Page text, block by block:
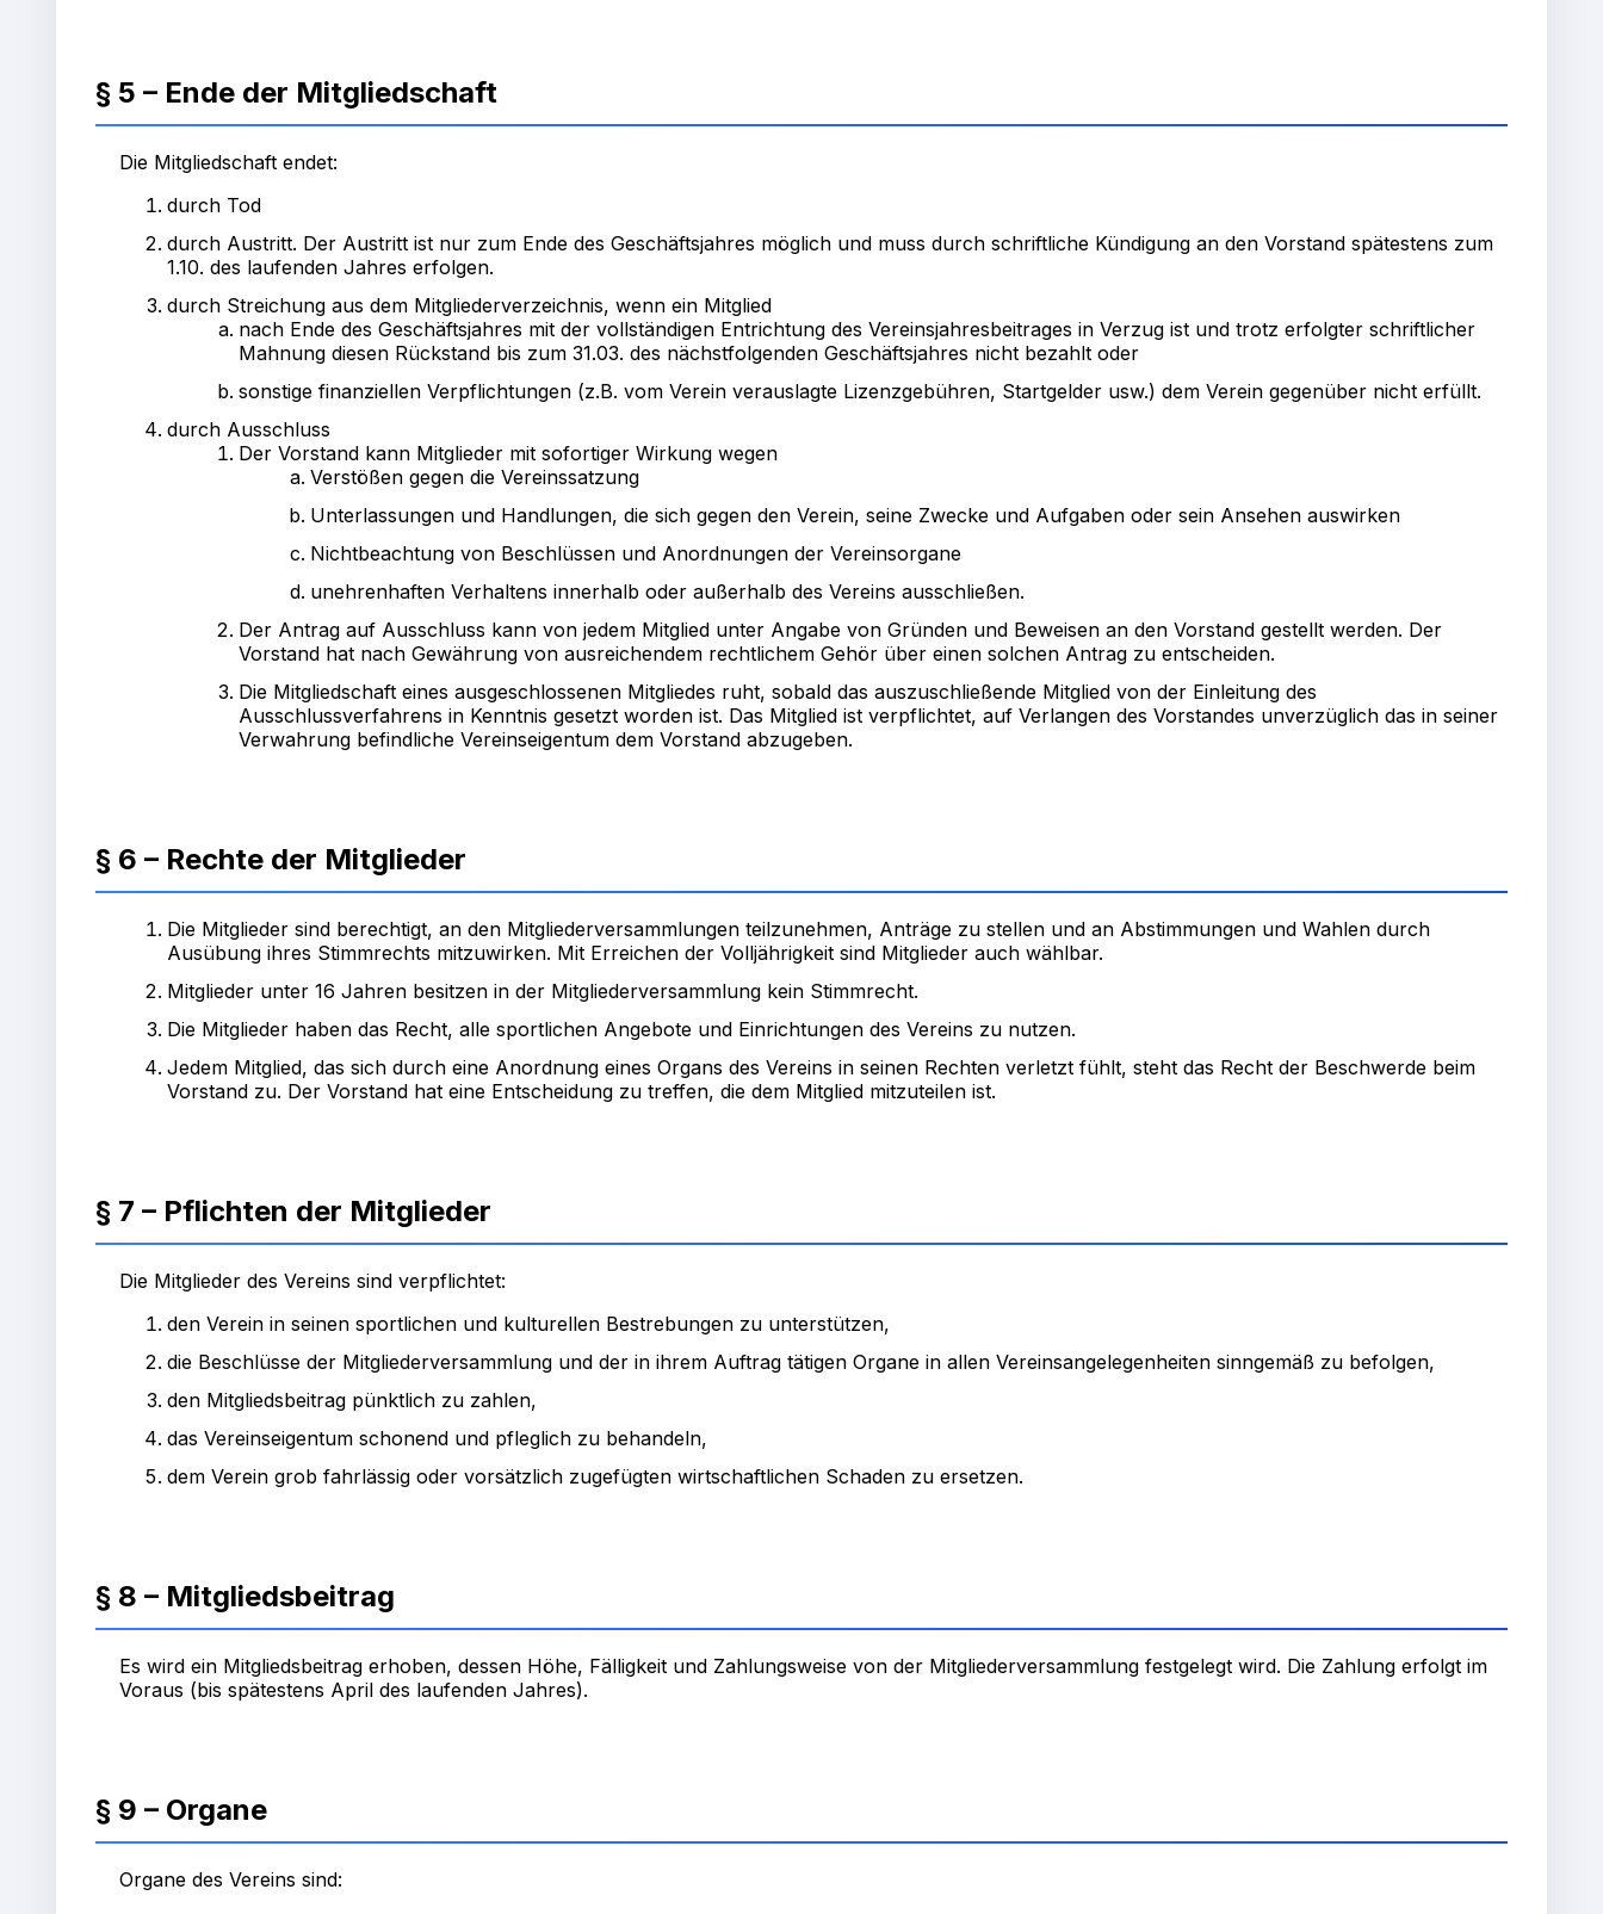
§ 5 – Ende der Mitgliedschaft
Die Mitgliedschaft endet:
durch Tod
durch Austritt. Der Austritt ist nur zum Ende des Geschäftsjahres möglich und muss durch schriftliche Kündigung an den Vorstand spätestens zum
1.10. des laufenden Jahres erfolgen.
durch Streichung aus dem Mitgliederverzeichnis, wenn ein Mitglied
nach Ende des Geschäftsjahres mit der vollständigen Entrichtung des Vereinsjahresbeitrages in Verzug ist und trotz erfolgter schriftlicher
Mahnung diesen Rückstand bis zum 31.03. des nächstfolgenden Geschäftsjahres nicht bezahlt oder
sonstige finanziellen Verpflichtungen (z.B. vom Verein verauslagte Lizenzgebühren, Startgelder usw.) dem Verein gegenüber nicht erfüllt.
durch Ausschluss
Der Vorstand kann Mitglieder mit sofortiger Wirkung wegen
Verstößen gegen die Vereinssatzung
Unterlassungen und Handlungen, die sich gegen den Verein, seine Zwecke und Aufgaben oder sein Ansehen auswirken
Nichtbeachtung von Beschlüssen und Anordnungen der Vereinsorgane
unehrenhaften Verhaltens innerhalb oder außerhalb des Vereins ausschließen.
Der Antrag auf Ausschluss kann von jedem Mitglied unter Angabe von Gründen und Beweisen an den Vorstand gestellt werden. Der
Vorstand hat nach Gewährung von ausreichendem rechtlichem Gehör über einen solchen Antrag zu entscheiden.
Die Mitgliedschaft eines ausgeschlossenen Mitgliedes ruht, sobald das auszuschließende Mitglied von der Einleitung des
Ausschlussverfahrens in Kenntnis gesetzt worden ist. Das Mitglied ist verpflichtet, auf Verlangen des Vorstandes unverzüglich das in seiner
Verwahrung befindliche Vereinseigentum dem Vorstand abzugeben.
§ 6 – Rechte der Mitglieder
Die Mitglieder sind berechtigt, an den Mitgliederversammlungen teilzunehmen, Anträge zu stellen und an Abstimmungen und Wahlen durch
Ausübung ihres Stimmrechts mitzuwirken. Mit Erreichen der Volljährigkeit sind Mitglieder auch wählbar.
Mitglieder unter 16 Jahren besitzen in der Mitgliederversammlung kein Stimmrecht.
Die Mitglieder haben das Recht, alle sportlichen Angebote und Einrichtungen des Vereins zu nutzen.
Jedem Mitglied, das sich durch eine Anordnung eines Organs des Vereins in seinen Rechten verletzt fühlt, steht das Recht der Beschwerde beim
Vorstand zu. Der Vorstand hat eine Entscheidung zu treffen, die dem Mitglied mitzuteilen ist.
§ 7 – Pflichten der Mitglieder
Die Mitglieder des Vereins sind verpflichtet:
den Verein in seinen sportlichen und kulturellen Bestrebungen zu unterstützen,
die Beschlüsse der Mitgliederversammlung und der in ihrem Auftrag tätigen Organe in allen Vereinsangelegenheiten sinngemäß zu befolgen,
den Mitgliedsbeitrag pünktlich zu zahlen,
das Vereinseigentum schonend und pfleglich zu behandeln,
dem Verein grob fahrlässig oder vorsätzlich zugefügten wirtschaftlichen Schaden zu ersetzen.
§ 8 – Mitgliedsbeitrag
Es wird ein Mitgliedsbeitrag erhoben, dessen Höhe, Fälligkeit und Zahlungsweise von der Mitgliederversammlung festgelegt wird. Die Zahlung erfolgt im
Voraus (bis spätestens April des laufenden Jahres).
§ 9 – Organe
Organe des Vereins sind: